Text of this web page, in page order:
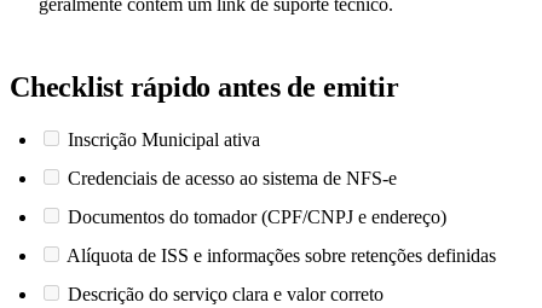
geralmente contém um link de suporte técnico.
Checklist rápido antes de emitir
Inscrição Municipal ativa
Credenciais de acesso ao sistema de NFS-e
Documentos do tomador (CPF/CNPJ e endereço)
Alíquota de ISS e informações sobre retenções definidas
Descrição do serviço clara e valor correto